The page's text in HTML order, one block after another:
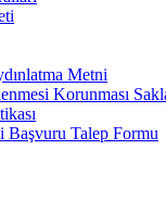
Metni
Korunması
Başvuru Talep Formu